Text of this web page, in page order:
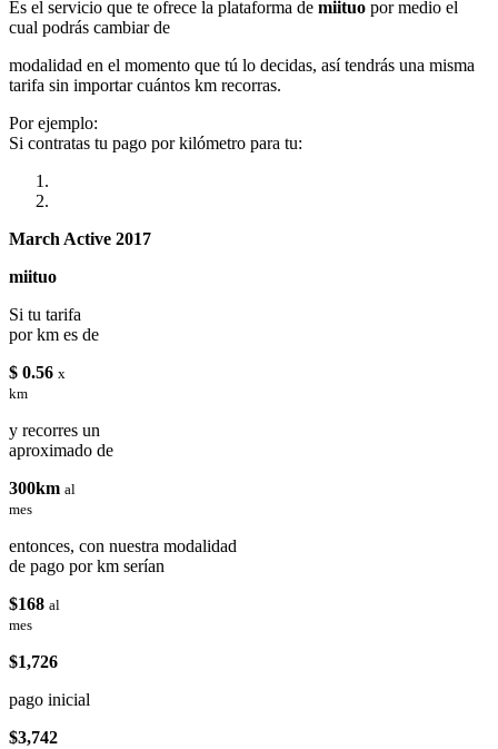
Es el servicio que te ofrece la plataforma de miituo por medio el
cual podrás cambiar de
modalidad en el momento que tú lo decidas, así tendrás una misma
tarifa sin importar cuántos km recorras.
Por ejemplo:
Si contratas tu pago por kilómetro para tu:
March Active 2017
miituo
Si tu tarifa
por km es de
$ 0.56 x
km
y recorres un
aproximado de
300km al
mes
entonces, con nuestra modalidad
de pago por km serían
$168 al
mes
$1,726
pago inicial
$3,742